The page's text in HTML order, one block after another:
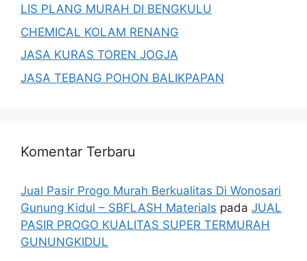
LIS PLANG MURAH DI BENGKULU
CHEMICAL KOLAM RENANG
JASA KURAS TOREN JOGJA
JASA TEBANG POHON BALIKPAPAN
Komentar Terbaru
Jual Pasir Progo Murah Berkualitas Di Wonosari
Gunung Kidul – SBFLASH Materials pada JUAL
PASIR PROGO KUALITAS SUPER TERMURAH
GUNUNGKIDUL